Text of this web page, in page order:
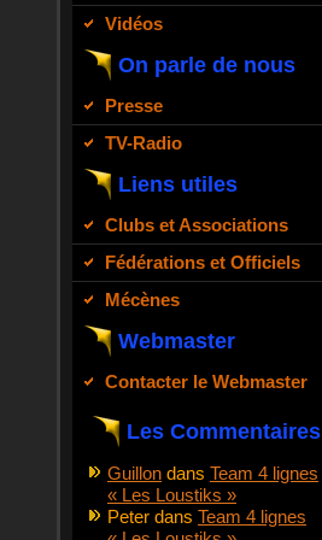
Vidéos
On parle de nous
Presse
TV-Radio
Liens utiles
Clubs et Associations
Fédérations et Officiels
Mécènes
Webmaster
Contacter le Webmaster
Les Commentaires
Guillon dans Team 4 lignes
« Les Loustiks »
Peter dans Team 4 lignes